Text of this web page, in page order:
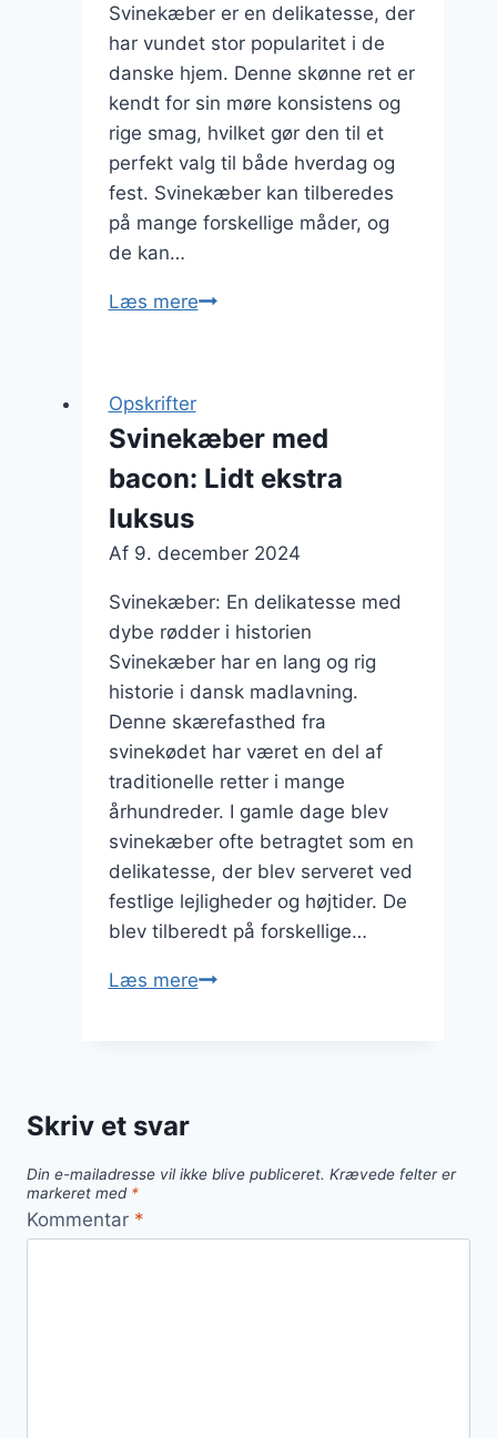
Svinekæber er en delikatesse, der
har vundet stor popularitet i de
danske hjem. Denne skønne ret er
kendt for sin møre konsistens og
rige smag, hvilket gør den til et
perfekt valg til både hverdag og
fest. Svinekæber kan tilberedes
på mange forskellige måder, og
de kan…
Læs mereSvinekæber
for
en
Opskrifter
Svinekæber med
bacon: Lidt ekstra
luksus
Af 9. december 2024
Svinekæber: En delikatesse med
dybe rødder i historien
Svinekæber har en lang og rig
historie i dansk madlavning.
Denne skærefasthed fra
svinekødet har været en del af
traditionelle retter i mange
århundreder. I gamle dage blev
svinekæber ofte betragtet som en
delikatesse, der blev serveret ved
festlige lejligheder og højtider. De
blev tilberedt på forskellige…
Læs mereSvinekæber
Skriv et svar
Din e-mailadresse vil ikke blive publiceret. Krævede felter er
markeret med *
Kommentar *